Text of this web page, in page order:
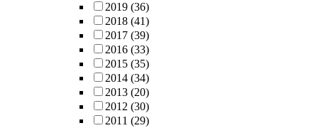
2019 (36)
2018 (41)
2017 (39)
2016 (33)
2015 (35)
2014 (34)
2013 (20)
2012 (30)
2011 (29)